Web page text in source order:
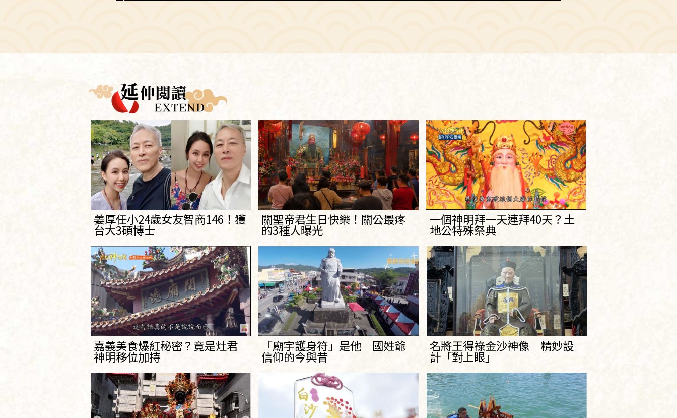
姜厚任小24歲女友智商146！獲
台大3碩博士
關聖帝君生日快樂！關公最疼
的3種人曝光
一個神明拜一天連拜40天？土
地公特殊祭典
嘉義美食爆紅秘密？竟是灶君
神明移位加持
「廟宇護身符」是他 國姓爺
信仰的今與昔
名將王得祿金沙神像 精妙設
計「對上眼」